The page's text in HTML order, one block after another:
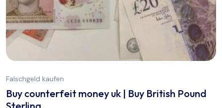
Falschgeld kaufen
Buy counterfeit money uk | Buy British Pound